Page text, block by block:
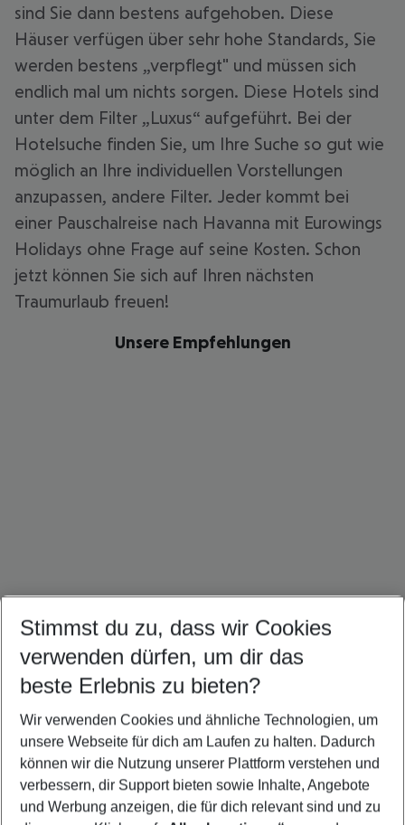
sind Sie dann bestens aufgehoben. Diese
Häuser verfügen über sehr hohe Standards, Sie
werden bestens „verpflegt" und müssen sich
endlich mal um nichts sorgen. Diese Hotels sind
unter dem Filter „Luxus“ aufgeführt. Bei der
Hotelsuche finden Sie, um Ihre Suche so gut wie
möglich an Ihre individuellen Vorstellungen
anzupassen, andere Filter. Jeder kommt bei
einer Pauschalreise nach Havanna mit Eurowings
Holidays ohne Frage auf seine Kosten. Schon
jetzt können Sie sich auf Ihren nächsten
Traumurlaub freuen!
Unsere Empfehlungen
Quicklinks
Flug & Hotel Havanna
Urlaub Havanna
Stimmst du zu, dass wir Cookies
verwenden dürfen, um dir das
beste Erlebnis zu bieten?
Wir verwenden Cookies und ähnliche Technologien, um
unsere Webseite für dich am Laufen zu halten. Dadurch
können wir die Nutzung unserer Plattform verstehen und
verbessern, dir Support bieten sowie Inhalte, Angebote
und Werbung anzeigen, die für dich relevant sind und zu